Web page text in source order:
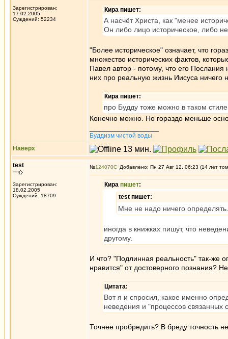
Зарегистрирован:
17.02.2005
Суждений: 52234
Кира пишет:
А насчёт Христа, как "менее
Он либо лицо историческое, либо
"Более историческое" означает, что
множество исторических фактов,
Павел автор - потому, что его
них про реальную жизнь Иисуса ничего
Кира пишет:
про Будду тоже можно в таком
Конечно можно. Но гораздо меньше
Буддизм чистой воды
Наверх
test
一心
Зарегистрирован:
18.02.2005
Суждений: 18709
№124070 Добавлено: Пн 27 Авг 12, 06:23 (14 лет
Кира пишет:
test пишет:
Мне не надо ничего
иногда в книжках пишут, что
другому.
И что? "Подлинная реальность" так-же
нравится" от достоверного познания?
Цитата:
Вот я и спросил, какое именно
неведения и "процессов связанных
Точнее пробредить? В бреду точность